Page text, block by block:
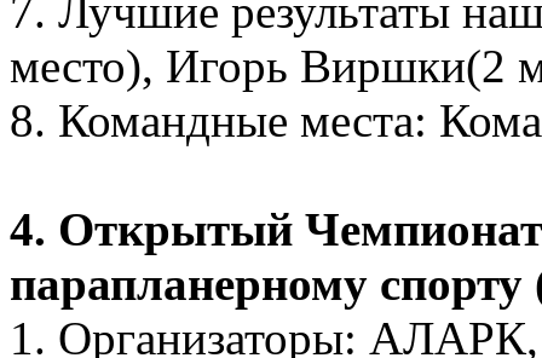
7. Лучшие результаты
место), Игорь Виршки(2
8. Командные места:
4. Открытый Чемпионат
парапланерному
1. Организаторы: